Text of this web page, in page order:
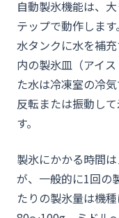
自動製氷機能は、
テップで動作しま
水タンクに水を補
内の製氷皿（アイ
た水は冷凍室の冷
反転または振動し
す。
製氷にかかる時間
が、一般的に1回の
たりの製氷量は機